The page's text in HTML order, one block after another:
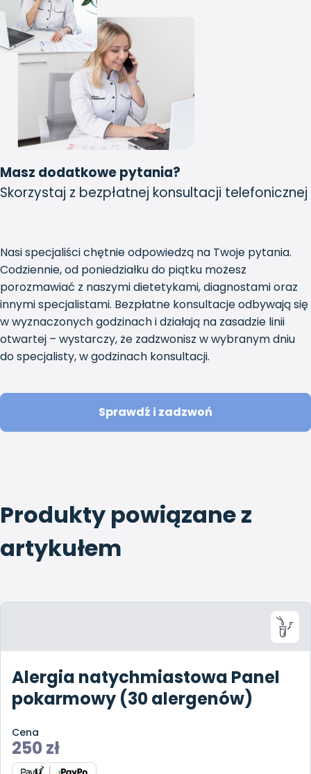
Masz dodatkowe pytania?
Skorzystaj z bezpłatnej konsultacji telefonicznej
Nasi specjaliści chętnie odpowiedzą na Twoje pytania.
Codziennie, od poniedziałku do piątku możesz
porozmawiać z naszymi dietetykami, diagnostami oraz
innymi specjalistami. Bezpłatne konsultacje odbywają się
w wyznaczonych godzinach i działają na zasadzie linii
otwartej – wystarczy, że zadzwonisz w wybranym dniu
do specjalisty, w godzinach konsultacji.
Sprawdź i zadzwoń
Produkty powiązane z
artykułem
Alergia natychmiastowa Panel
pokarmowy (30 alergenów)
Cena
250 zł